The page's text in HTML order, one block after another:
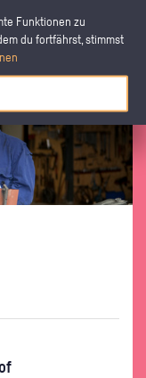
Funktionen zu
du fortfährst, stimmst